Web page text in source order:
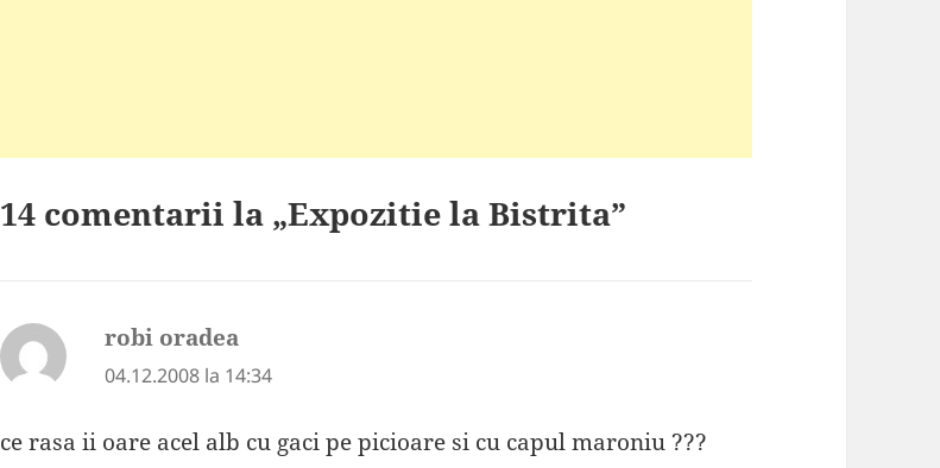
14 comentarii la „Expozitie la Bistrita”
robi oradea
04.12.2008 la 14:34
ce rasa ii oare acel alb cu gaci pe picioare si cu capul maroniu ???